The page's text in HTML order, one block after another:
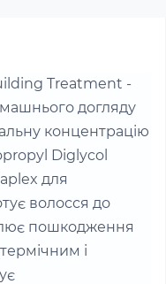
Treatment -
догляду
концентрацію
Diglycol
для
волосся до
пошкодження
і